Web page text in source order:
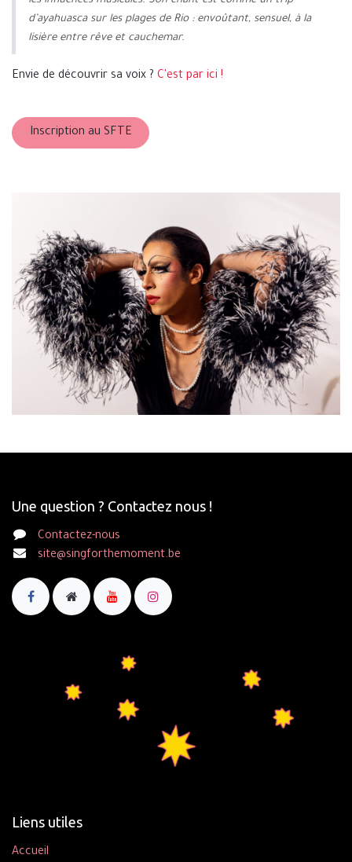
d’ayahuasca sur les plages de Rio : envoûtant, sensuel, à la
lisière entre rêve et cauchemar.
Envie de découvrir sa voix ? C'est par ici !
Inscription au SFTE
Une question ? Contactez nous !
Contactez-nous
site@singforthemoment.be
Liens utiles
Accueil